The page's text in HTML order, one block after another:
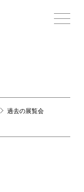
過去の展覧会